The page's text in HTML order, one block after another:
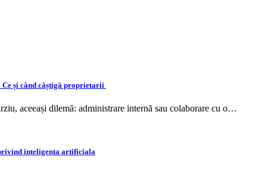
și când câștigă proprietarii
aceeași dilemă: administrare internă sau colaborare cu o…
inteligenta artificiala